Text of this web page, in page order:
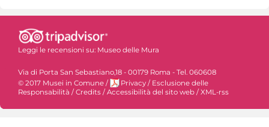
Leggi le recensioni su: Museo delle Mura
Via di Porta San Sebastiano,18 - 00179 Roma - Tel. 060608
© 2017 Musei in Comune / Privacy / Esclusione delle
Responsabilità / Credits / Accessibilità del sito web / XML-rss